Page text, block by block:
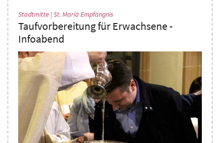
Stadtmitte | St. Mariä Empfängnis
Taufvorbereitung für Erwachsene -
Infoabend